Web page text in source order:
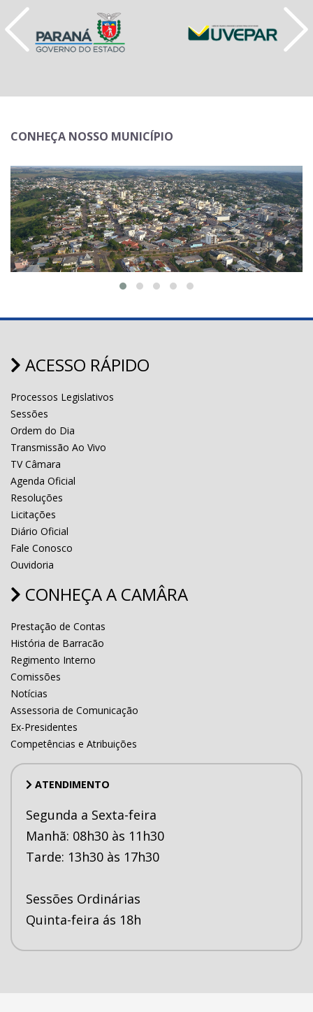
CONHEÇA NOSSO MUNICÍPIO
ACESSO RÁPIDO
Processos Legislativos
Sessões
Ordem do Dia
Transmissão Ao Vivo
TV Câmara
Agenda Oficial
Resoluções
Licitações
Diário Oficial
Fale Conosco
Ouvidoria
CONHEÇA A CAMÂRA
Prestação de Contas
História de Barracão
Regimento Interno
Comissões
Notícias
Assessoria de Comunicação
Ex-Presidentes
Competências e Atribuições
ATENDIMENTO
Segunda a Sexta-feira
Manhã: 08h30 às 11h30
Tarde: 13h30 às 17h30
Sessões Ordinárias
Quinta-feira ás 18h